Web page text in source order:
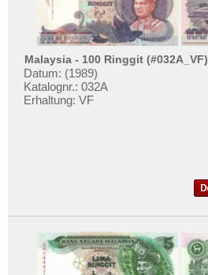
Malaysia - 100 Ringgit (#032A_VF)
Datum: (1989)
Katalognr.: 032A
Erhaltung: VF